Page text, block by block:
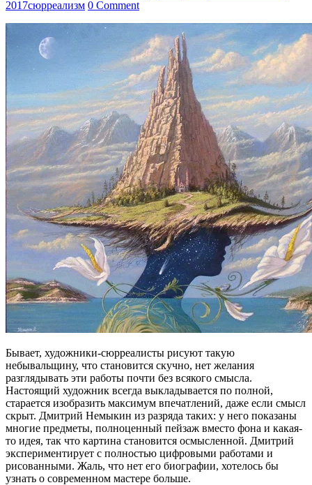
2017сюрреализм 0 Comment
Бывает, художники-сюрреалисты рисуют такую
небывальщину, что становится скучно, нет желания
разглядывать эти работы почти без всякого смысла.
Настоящий художник всегда выкладывается по полной,
старается изобразить максимум впечатлений, даже если смысл
скрыт. Дмитрий Немыкин из разряда таких: у него показаны
многие предметы, полноценный пейзаж вместо фона и какая-
то идея, так что картина становится осмысленной. Дмитрий
экспериментирует с полностью цифровыми работами и
рисованными. Жаль, что нет его биографии, хотелось бы
узнать о современном мастере больше.